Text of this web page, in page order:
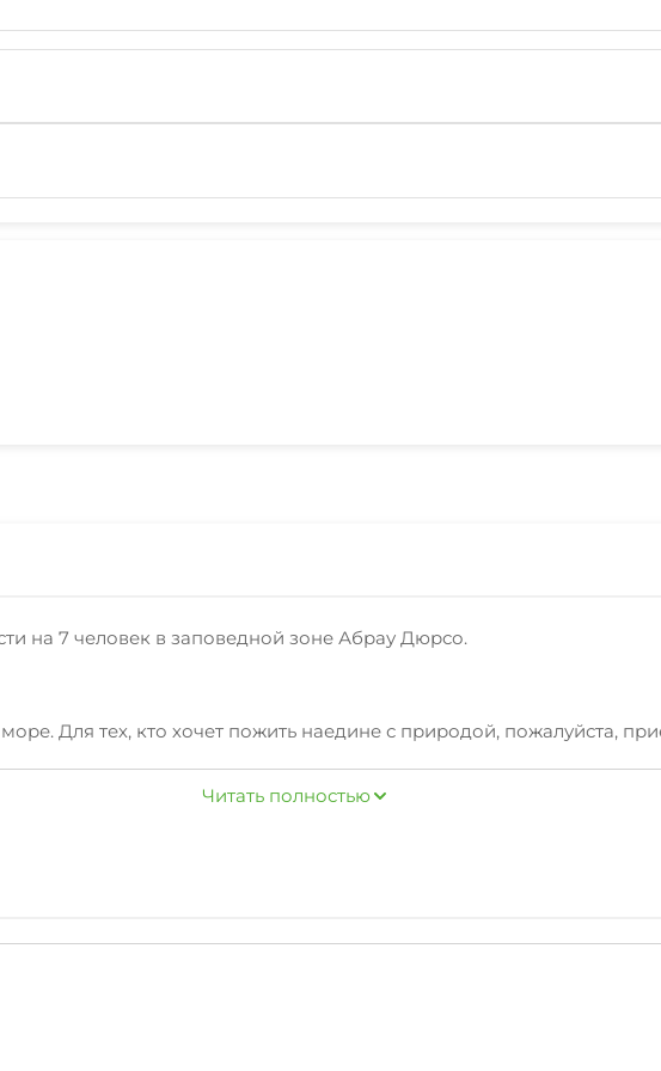
на 7 человек в заповедной зоне Абрау Дюрсо.
Для тех, кто хочет пожить наедине с природой, пожалуйста,
км грунтовой дороги). Ограничение по возрасту: не младше 25
Читать полностью